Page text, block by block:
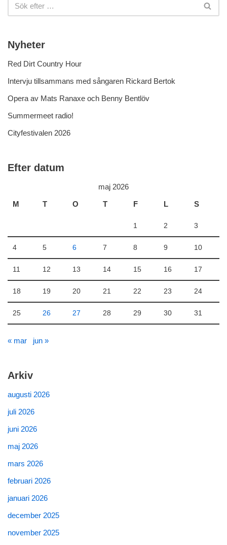
Nyheter
Red Dirt Country Hour
Intervju tillsammans med sångaren Rickard Bertok
Opera av Mats Ranaxe och Benny Bentlöv
Summermeet radio!
Cityfestivalen 2026
Efter datum
maj 2026
M
T O T F L S
1 2 3
4 5 6 7 8 9 10
11 12 13 14 15 16 17
18 19 20 21 22 23 24
25 26 27 28 29 30 31
« mar jun »
Arkiv
augusti 2026
juli 2026
juni 2026
maj 2026
mars 2026
februari 2026
januari 2026
december 2025
november 2025